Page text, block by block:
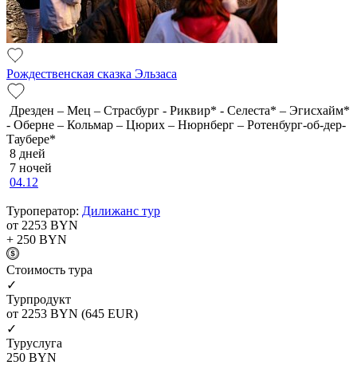
Рождественская сказка Эльзаса
Дрезден – Мец – Страсбург - Риквир* - Селеста* – Эгисхайм*
- Оберне – Кольмар – Цюрих – Нюрнберг – Ротенбург-об-дер-
Таубере*
8 дней
7 ночей
04.12
Туроператор: Дилижанс тур
от 2253 BYN
+ 250 BYN
Cтоимость тура
✓
Турпродукт
от 2253 BYN (645 EUR)
✓
Туруслуга
250 BYN